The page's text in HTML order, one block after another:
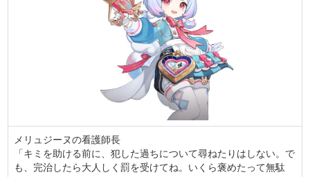
メリュジーヌの看護師長
「キミを助ける前に、犯した過ちについて尋ねたりはしない。で
も、完治したら大人しく罰を受けてね。いくら褒めたって無駄